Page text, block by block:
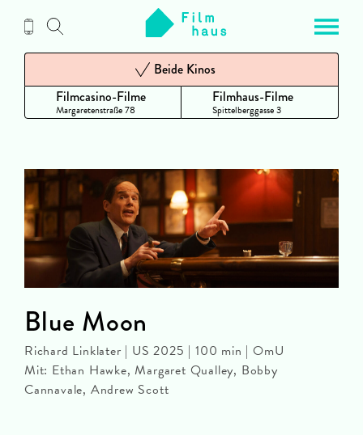
Inhalt
Filmcasino-Filme
Margaretenstraße 78
Beide Kinos
Filmhaus-Filme
Spittelberggasse 3
Blue Moon
Richard Linklater | US 2025 | 100 min | OmU
Mit: Ethan Hawke, Margaret Qualley, Bobby
Cannavale, Andrew Scott